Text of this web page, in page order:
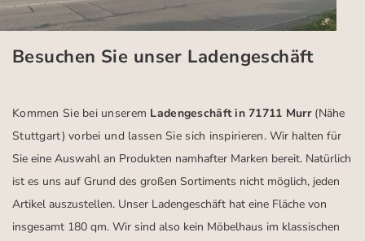
Besuchen Sie unser Ladengeschäft
Kommen Sie bei unserem Ladengeschäft in 71711 Murr (Nähe
Stuttgart) vorbei und lassen Sie sich inspirieren.Wir halten für
Sie eine Auswahl an Produkten namhafter Marken bereit. Natürlich
ist es uns auf Grund des großen Sortiments nicht möglich, jeden
Artikel auszustellen. Unser Ladengeschäft hat eine Fläche von
insgesamt 180 qm. Wir sind also kein Möbelhaus im klassischen